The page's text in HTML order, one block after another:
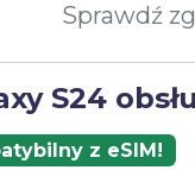
Sprawdź
S24
z eSIM!